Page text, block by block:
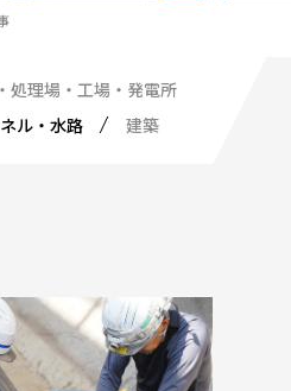
処理場・工場・発電所
ル・水路 建築